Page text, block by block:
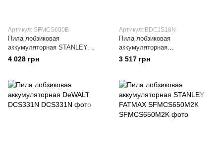
Артикул: SFMCS600B
Пила лобзиковая
аккумуляторная STANLEY
FATMAX SFMCS600B
4 028 грн
Артикул: BDCJS18N
Пила лобзиковая
аккумуляторная
BLACK+DECKER BDCJS18N
3 517 грн